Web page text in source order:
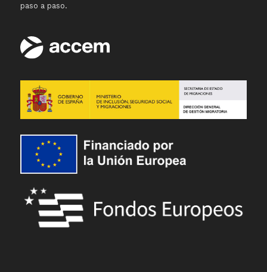
paso a paso.